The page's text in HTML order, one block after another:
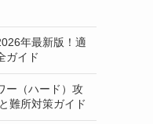
年最新版！適
ガイド
ー（ハード）攻
難所対策ガイド